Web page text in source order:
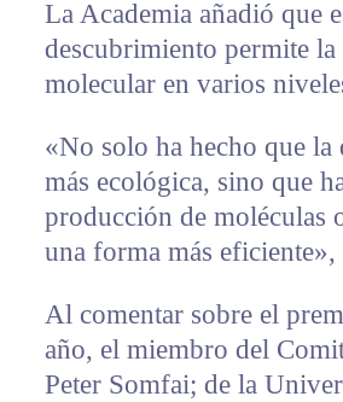
La Academia añadió que
descubrimiento permite
molecular en varios
«No solo ha hecho que la
más ecológica, sino que
producción de moléculas
una forma más
Al comentar sobre el
año, el miembro del
Peter Somfai; de la